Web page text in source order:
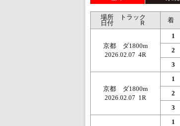
場所 トラック
日付 Ｒ
着
京都 ダ1800m
2026.02.07 4R
1
2
3
京都 ダ1800m
2026.02.07 1R
1
2
3
1